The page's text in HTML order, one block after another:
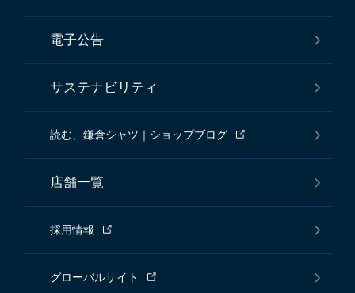
電子公告
サステナビリティ
読む、鎌倉シャツ｜ショップブログ
店舗一覧
採用情報
グローバルサイト